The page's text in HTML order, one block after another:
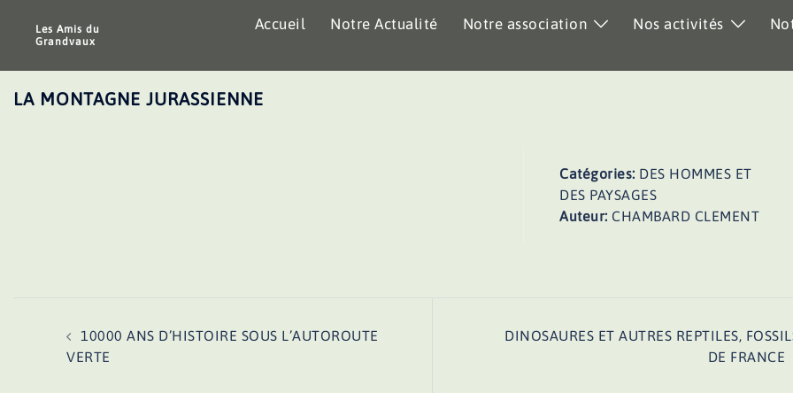
Les Amis du
Grandvaux
Accueil Notre Actualité Notre association Nos activités
LA MONTAGNE JURASSIENNE
Catégories: DES HOMMES ET
DES PAYSAGES
Auteur: CHAMBARD CLEMENT
d’article
10000 ANS D’HISTOIRE SOUS L’AUTOROUTE
VERTE
DINOSAURES ET AUTRES REPTILES,
DE FRANCE